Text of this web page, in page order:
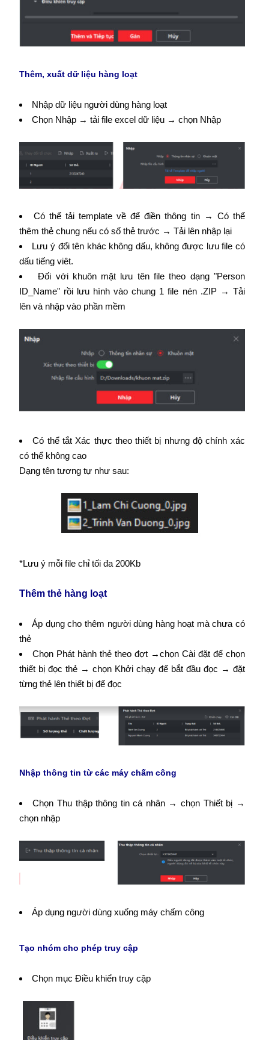
Thêm, xuất dữ liệu hàng loạt
Nhập dữ liệu người dùng hàng loạt
Chọn Nhập → tải file excel dữ liệu → chọn Nhập
Có thể tải template về để điền thông tin → Có thể
thêm thẻ chung nếu có số thẻ trước → Tải lên nhập lại
Lưu ý đổi tên khác không dấu, không được lưu file có
dấu tiếng viêt.
Đối với khuôn mặt lưu tên file theo dạng "Person
ID_Name" rồi lưu hình vào chung 1 file nén .ZIP → Tải
lên và nhập vào phần mềm
Có thể tắt Xác thực theo thiết bị nhưng độ chính xác
có thể không cao
Dạng tên tương tự như sau:
*Lưu ý mỗi file chỉ tối đa 200Kb
Thêm thẻ hàng loạt
Áp dụng cho thêm người dùng hàng hoạt mà chưa có
thẻ
Chọn Phát hành thẻ theo đợt →chọn Cài đặt để chọn
thiết bị đọc thẻ → chọn Khởi chạy để bắt đầu đọc → đặt
từng thẻ lên thiết bị để đọc
Nhập thông tin từ các máy chấm công
Chọn Thu thập thông tin cá nhân → chọn Thiết bị →
chọn nhập
Áp dụng người dùng xuống máy chấm công
Tạo nhóm cho phép truy cập
Chọn mục Điều khiển truy cập